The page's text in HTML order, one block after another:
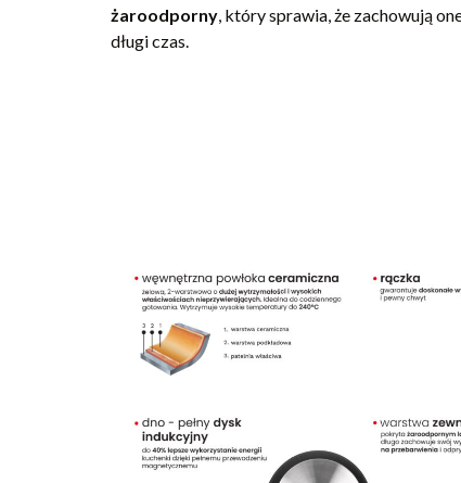
żaroodporny, który sprawia, że zachowują
długi czas.